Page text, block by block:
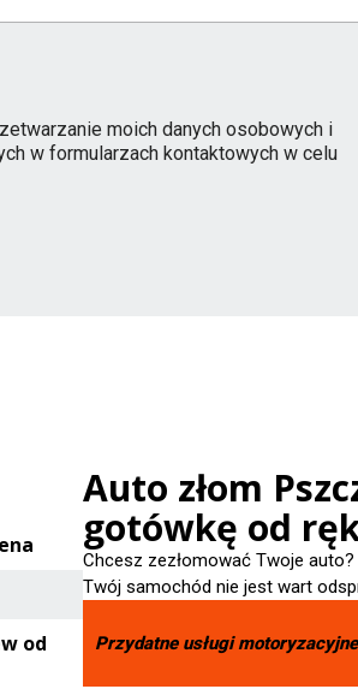
moich danych osobowych i
w formularzach kontaktowych w celu
od
Auto złom
gotówkę od
Chcesz zezłomować Twoje
Twój samochód nie jest wart
Przydatne usługi